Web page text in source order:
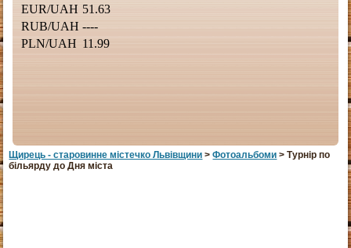
Щирець - старовинне мiстечко Львiвщини >Фотоальбоми > Турнір по
більярду до Дня міста